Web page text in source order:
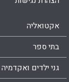
אקטואליה
בתי ספר
גני ילדים ואקדמיה